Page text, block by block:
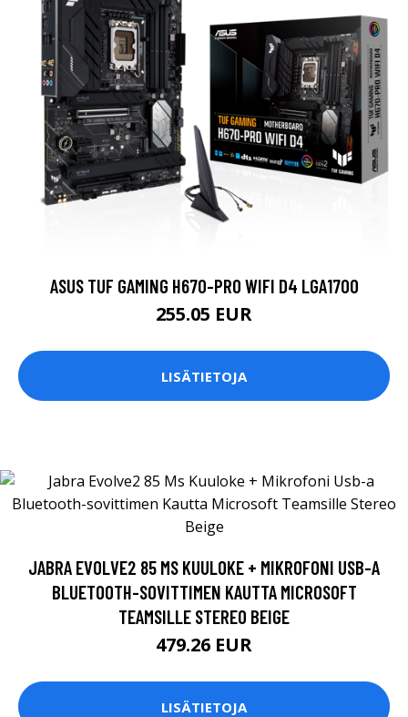
ASUS TUF GAMING H670-PRO WIFI D4 LGA1700
255.05 EUR
LISÄTIETOJA
JABRA EVOLVE2 85 MS KUULOKE + MIKROFONI USB-A
BLUETOOTH-SOVITTIMEN KAUTTA MICROSOFT
TEAMSILLE STEREO BEIGE
479.26 EUR
LISÄTIETOJA